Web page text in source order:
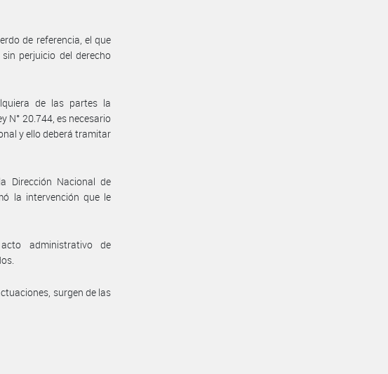
de referencia, el que
perjuicio del derecho
de las partes la
N° 20.744, es necesario
y ello deberá tramitar
Dirección Nacional de
la intervención que le
administrativo de
surgen de las